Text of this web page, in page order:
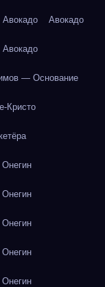
Авокадо Авокадо
Авокадо
— Основание
Кристо